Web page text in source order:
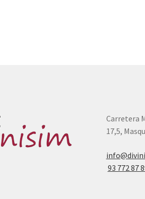
Carretera
17,5,
93 772 87